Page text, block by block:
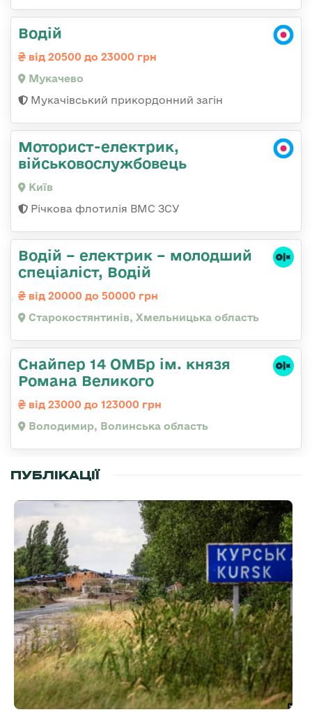
Водій
від 20500 до 23000 грн
Мукачево
Мукачівський прикордонний загін
Моторист-електрик,
військовослужбовець
Київ
Річкова флотилія ВМС ЗСУ
Водій – електрик – молодший
спеціаліст, Водій
від 20000 до 50000 грн
Старокостянтинів, Хмельницька область
Снайпер 14 ОМБр ім. князя
Романа Великого
від 23000 до 123000 грн
Володимир, Волинська область
ПУБЛІКАЦІЇ